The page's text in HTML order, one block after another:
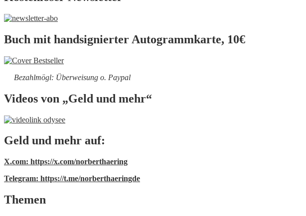
Buch mit handsignierter Autogrammkarte, 10€
Bezahlmögl: Überweisung o. Paypal
Videos von „Geld und mehr“
Geld und mehr auf:
X.com: https://x.com/norberthaering
Telegram: https://t.me/norberthaeringde
Themen